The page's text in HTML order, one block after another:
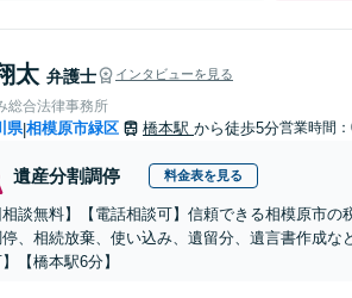
太 弁護士 インタビューを見る
総合法律事務所
県|相模原市緑区 橋本駅 から徒歩5分営業時間
遺産分割調停 料金表を見る
相談無料】【電話相談可】信頼できる相模原市
、相続放棄、使い込み、遺留分、遺言書作成
【橋本駅6分】